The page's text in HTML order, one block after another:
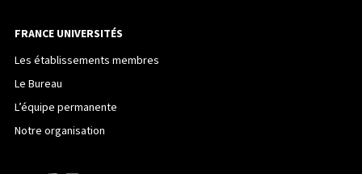
FRANCE UNIVERSITÉS
Les établissements membres
Le Bureau
L’équipe permanente
Notre organisation